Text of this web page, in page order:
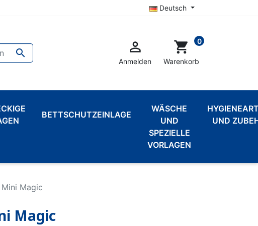
Deutsch
 
Anmelden
shopping_cart 0
Warenkorb
BETTSCHUTZEINLAGE
WÄSCHE
UND
SPEZIELLE
VORLAGEN
UND
Magic
Magic